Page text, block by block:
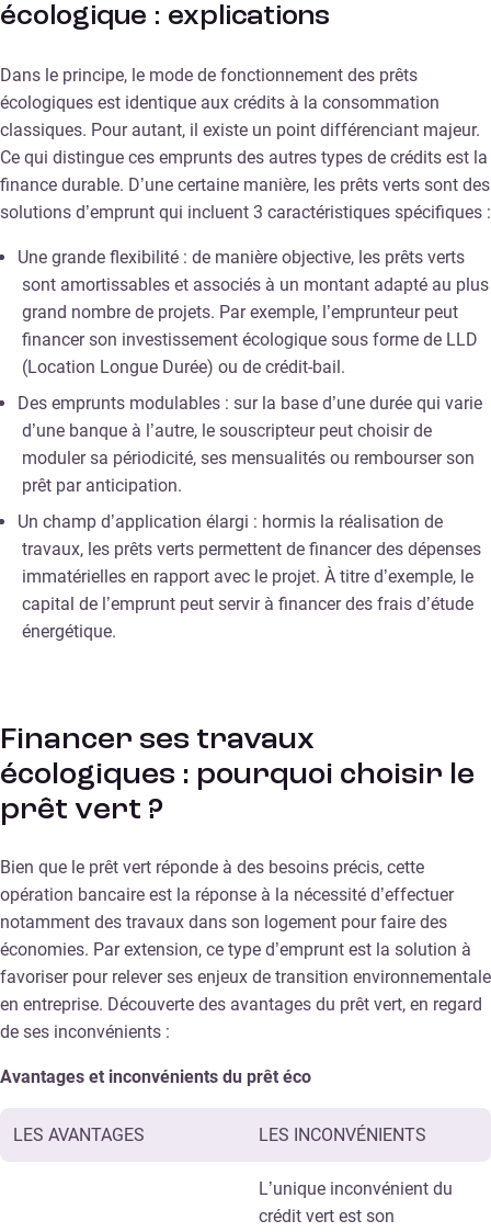
écologique : explications
Dans le principe, le mode de fonctionnement des prêts
écologiques est identique aux crédits à la consommation
classiques. Pour autant, il existe un point différenciant majeur.
Ce qui distingue ces emprunts des autres types de crédits est la
finance durable. D’une certaine manière, les prêts verts sont des
solutions d’emprunt qui incluent 3 caractéristiques spécifiques :
Une grande flexibilité : de manière objective, les prêts verts
sont amortissables et associés à un montant adapté au plus
grand nombre de projets. Par exemple, l’emprunteur peut
financer son investissement écologique sous forme de LLD
(Location Longue Durée) ou de crédit-bail.
Des emprunts modulables : sur la base d’une durée qui varie
d’une banque à l’autre, le souscripteur peut choisir de
moduler sa périodicité, ses mensualités ou rembourser son
prêt par anticipation.
Un champ d’application élargi : hormis la réalisation de
travaux, les prêts verts permettent de financer des dépenses
immatérielles en rapport avec le projet. À titre d’exemple, le
capital de l’emprunt peut servir à financer des frais d’étude
énergétique.
Financer ses travaux
écologiques : pourquoi choisir le
prêt vert ?
Bien que le prêt vert réponde à des besoins précis, cette
opération bancaire est la réponse à la nécessité d’effectuer
notamment des travaux dans son logement pour faire des
économies. Par extension, ce type d’emprunt est la solution à
favoriser pour relever ses enjeux de transition environnementale
en entreprise. Découverte des avantages du prêt vert, en regard
de ses inconvénients :
Avantages et inconvénients du prêt éco
LES AVANTAGES LES INCONVÉNIENTS
L’unique inconvénient du
crédit vert est son